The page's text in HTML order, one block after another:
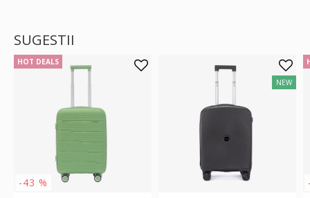
SUGESTII
HOT DEALS
-43 %
NEW